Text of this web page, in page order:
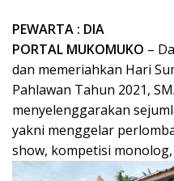
PEWARTA : DIA
PORTAL MUKOMUKO –
dan memeriahkan Hari
Pahlawan Tahun 2021,
menyelenggarakan
yakni menggelar
show, kompetisi